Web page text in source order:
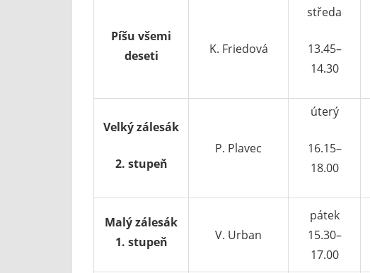
Píšu všemi
deseti
K. Friedová
středa
13.45–
14.30
Velký zálesák
2. stupeň
P. Plavec
úterý
16.15–
18.00
Malý zálesák
1. stupeň
V. Urban
pátek
15.30–
17.00